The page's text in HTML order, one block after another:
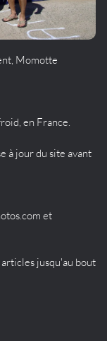
Momotte
en France.
à jour du site avant
et
jusqu'au bout